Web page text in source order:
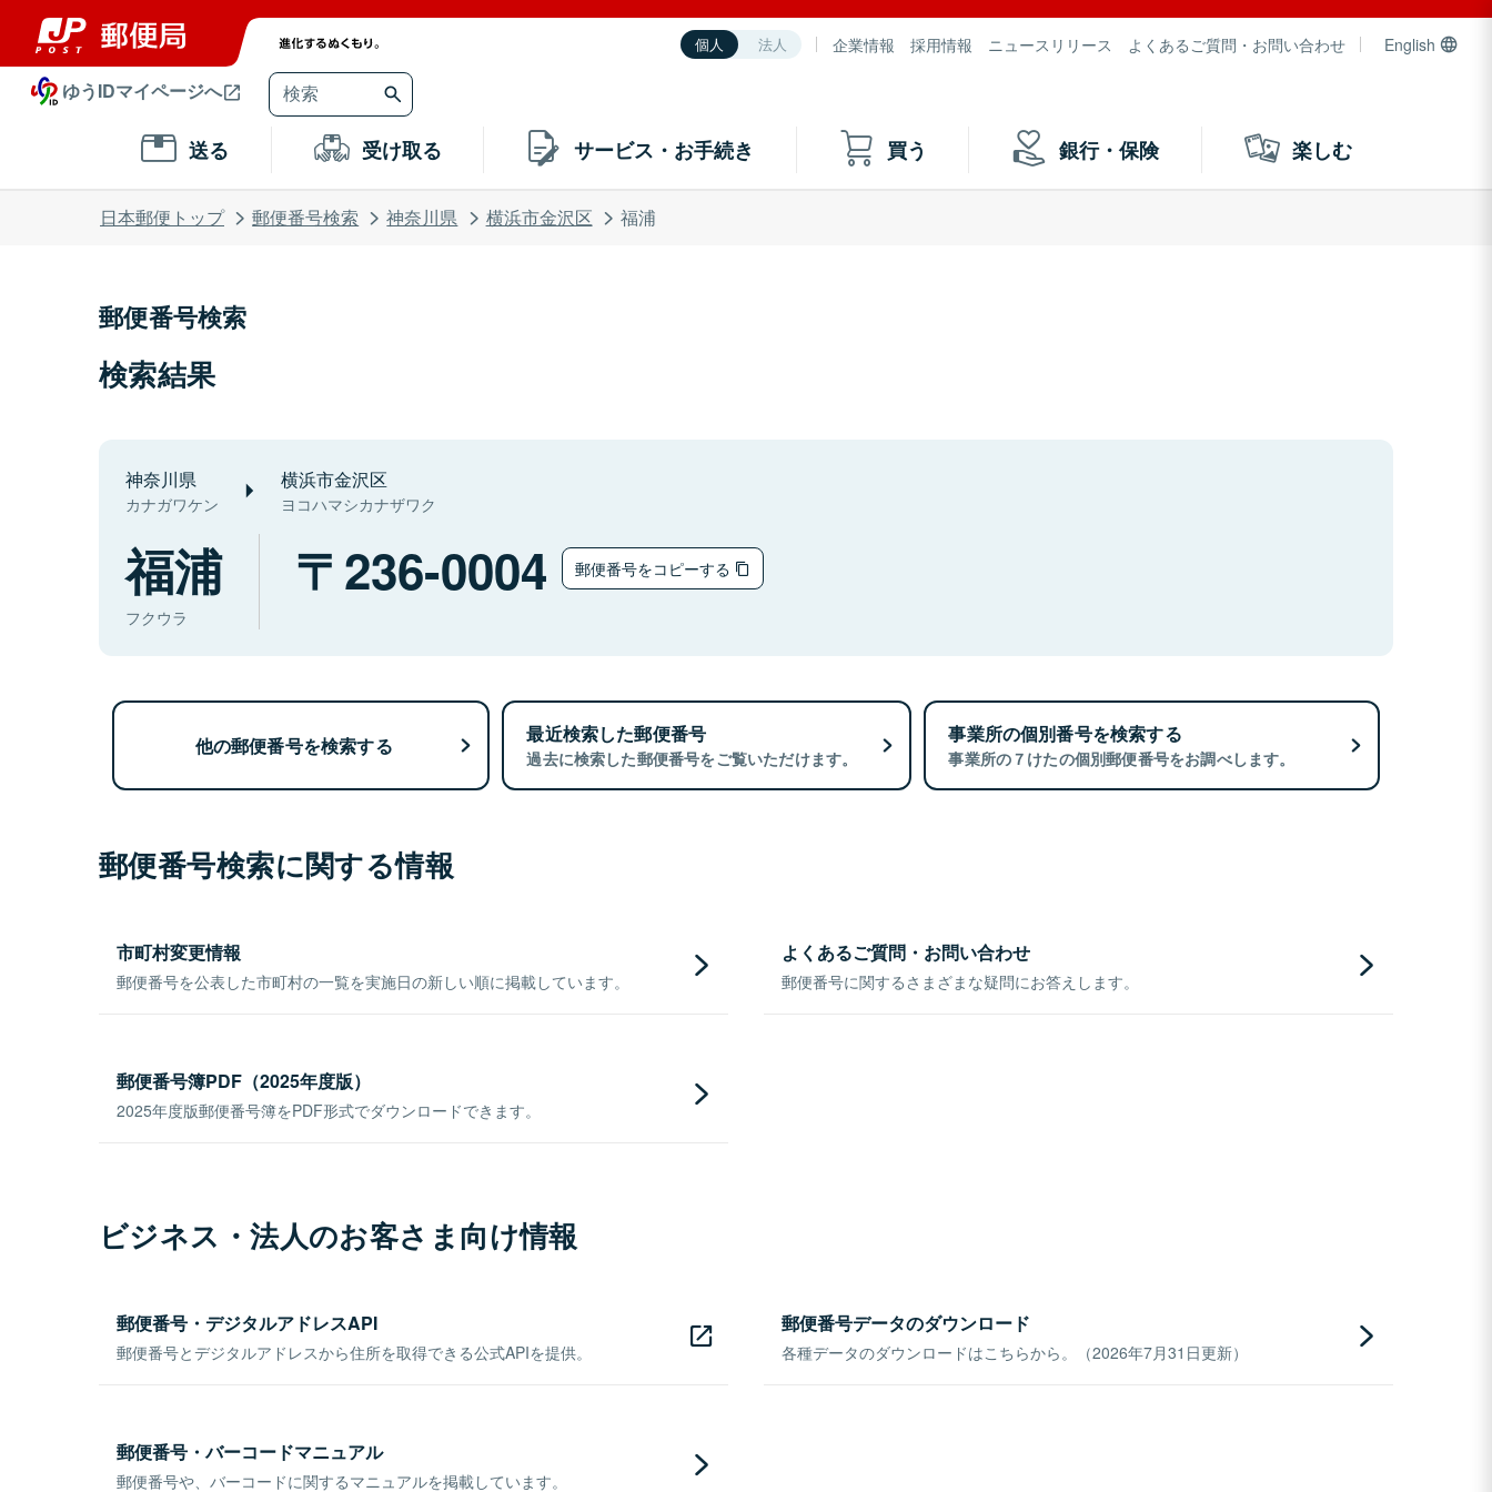
個人 法人 企業情報 採用情報 ニュースリリース よくあるご質問・お問い合わせ English
ゆうIDマイページへ
送る 受け取る サービス・お手続き 買う 銀行・保険 楽しむ
日本郵便トップ 郵便番号検索 神奈川県 横浜市金沢区 福浦
郵便番号検索
検索結果
神奈川県
カナガワケン
横浜市金沢区
ヨコハマシカナザワク
福浦
フクウラ
236-0004 郵便番号をコピーする
他の郵便番号を検索する 最近検索した郵便番号
過去に検索した郵便番号をご覧いただけます。
事業所の個別番号を検索する
事業所の７けたの個別郵便番号をお調べします。
郵便番号検索に関する情報
市町村変更情報
郵便番号を公表した市町村の一覧を実施日の新しい順に掲載しています。
よくあるご質問・お問い合わせ
郵便番号に関するさまざまな疑問にお答えします。
郵便番号簿PDF（2025年度版）
2025年度版郵便番号簿をPDF形式でダウンロードできます。
ビジネス・法人のお客さま向け情報
郵便番号・デジタルアドレスAPI
郵便番号とデジタルアドレスから住所を取得できる公式APIを提供。
郵便番号データのダウンロード
各種データのダウンロードはこちらから。（2026年7月31日更新）
郵便番号・バーコードマニュアル
郵便番号や、バーコードに関するマニュアルを掲載しています。